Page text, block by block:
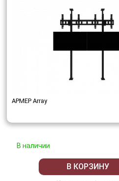
АРМЕР Array
В наличии
В КОРЗИНУ